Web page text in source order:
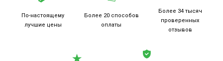
По-настоящему
лучшие цены
Более 20 способов
оплаты
Более 34 тысяч
проверенных
отзывов